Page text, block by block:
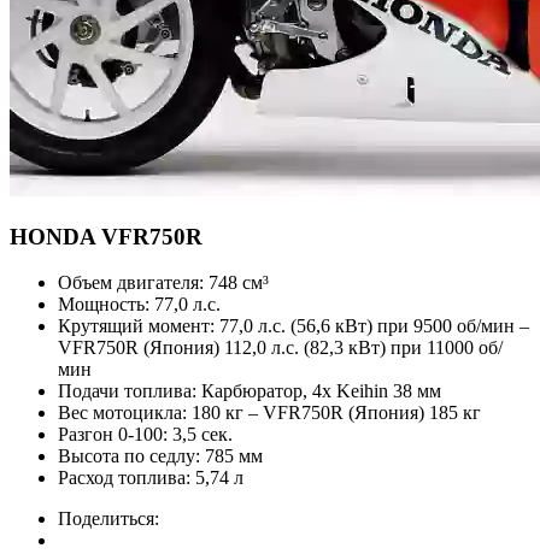
HONDA VFR750R
Объем двигателя: 748 см³
Мощность: 77,0 л.с.
Крутящий момент: 77,0 л.с. (56,6 кВт) при 9500 об/мин –
VFR750R (Япония) 112,0 л.с. (82,3 кВт) при 11000 об/
мин
Подачи топлива: Карбюратор, 4x Keihin 38 мм
Вес мотоцикла: 180 кг – VFR750R (Япония) 185 кг
Разгон 0-100: 3,5 сек.
Высота по седлу: 785 мм
Расход топлива: 5,74 л
Поделиться: